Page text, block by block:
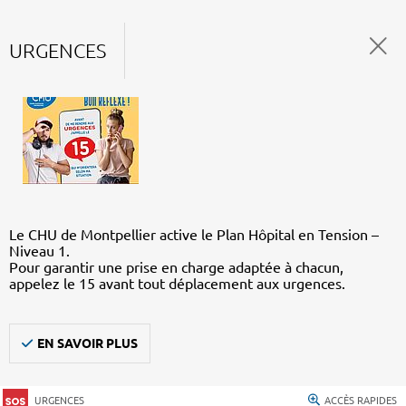
URGENCES
Le CHU de Montpellier active le Plan Hôpital en Tension –
Niveau 1.
Pour garantir une prise en charge adaptée à chacun,
appelez le 15 avant tout déplacement aux urgences.
EN SAVOIR PLUS
URGENCES ACCÈS RAPIDES